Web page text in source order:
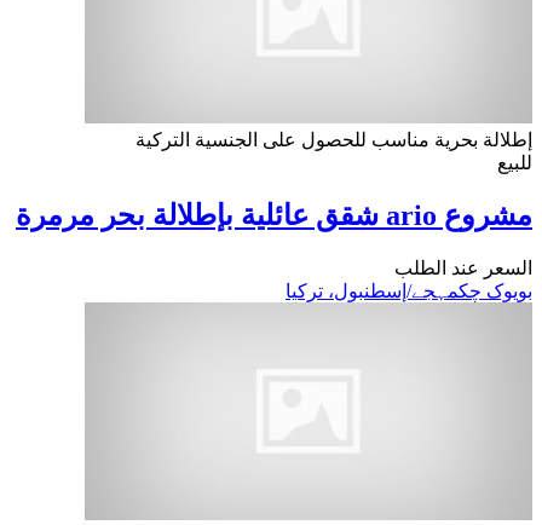
إطلالة بحرية مناسب للحصول على الجنسية التركية
للبيع
مشروع ario شقق عائلية بإطلالة بحر مرمرة
السعر عند الطلب
بویوک چکمہجے/إسطنبول، تركيا